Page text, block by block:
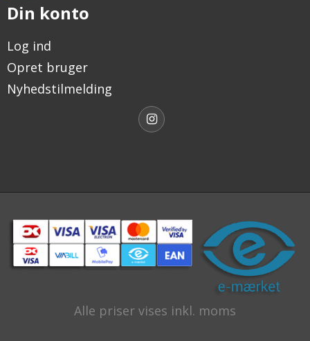
Din konto
Log ind
Opret bruger
Nyhedstilmelding
Alle priser vises inkl. moms